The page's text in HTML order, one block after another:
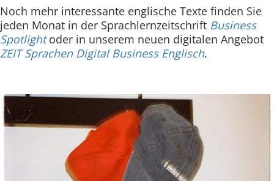
Noch mehr interessante englische Texte finden Sie
jeden Monat in der Sprachlernzeitschrift Business
Spotlightoder in unserem neuen digitalen Angebot
ZEIT Sprachen Digital Business Englisch.